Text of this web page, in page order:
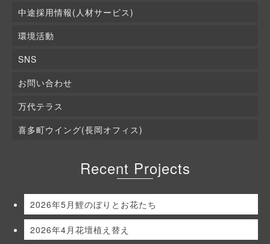
中途採用情報(人材サービス)
環境活動
SNS
お問い合わせ
万代テラス
喜多町ウイング(長岡オフィス)
Recent Projects
2026年5月鯉のぼりとお花たち
2026年4月花壇植え替え